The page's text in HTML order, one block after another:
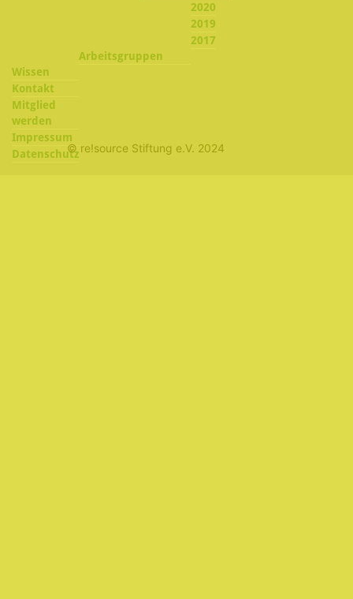
2020
2019
2017
Arbeitsgruppen
Wissen
Kontakt
Mitglied
werden
Impressum
Datenschutz© re!source Stiftung e.V. 2024